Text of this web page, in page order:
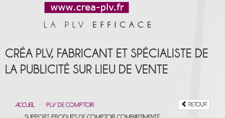
CRÉA PLV, FABRICANT ET SPÉCIALISTE DE
LA PUBLICITÉ SUR LIEU DE VENTE
RETOUR
Accueil
PLV de Comptoir